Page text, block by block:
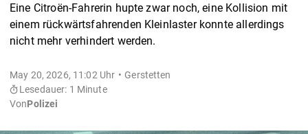
Eine Citroën-Fahrerin hupte zwar noch, eine Kollision mit
einem rückwärtsfahrenden Kleinlaster konnte allerdings
nicht mehr verhindert werden.
May 20, 2026, 11:02 Uhr
Gerstetten
Lesedauer: 1 Minute
VonPolizei